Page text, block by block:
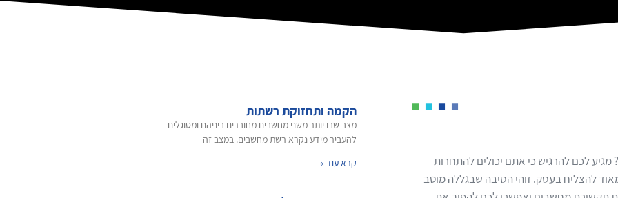
לכם להרגיש כי אתם יכולים להתחרות
להצליח בעסק. זוהי הסיבה שבגללה מוטב
הקמה ותחזוקת רשתות
מצב שבו יותר משני מחשבים מחוברים ביניהם ומסוגלים
להעביר מידע נקרא רשת מחשבים. במצב זה
קרא עוד »